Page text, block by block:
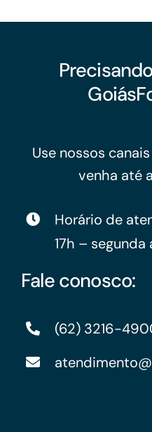
Use nossos
venha até
Horário de
17h –
Fale conosco:
(62) 3216-